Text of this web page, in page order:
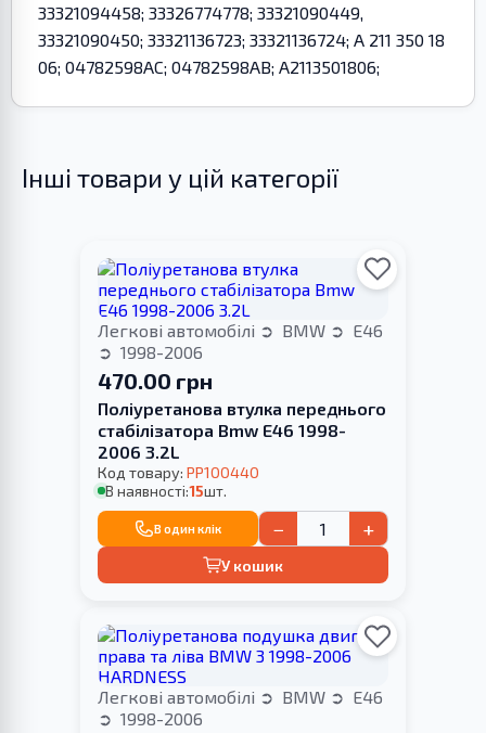
33321094458; 33326774778; 33321090449,
33321090450; 33321136723; 33321136724; A 211 350 18
06; 04782598AC; 04782598AB; A2113501806;
Інші товари у цій категорії
Легкові автомобілі BMW
E46
1998-2006
470.00 грн
Поліуретанова втулка переднього
стабілізатора Bmw E46 1998-
2006 3.2L
Код товару: PP100440
В наявності:15шт.
В один клік − +
У кошик
Легкові автомобілі BMW
E46
1998-2006